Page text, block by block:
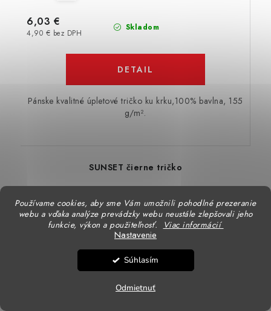
Používame cookies, aby sme Vám umožnili pohodlné prezeranie
webu a vďaka analýze prevádzky webu neustále zlepšovali jeho
funkcie, výkon a použiteľnosť.
Viac informácií
Nastavenie
Odmietnuť
Súhlasím
Skladom
4,90 € bez DPH
6,03 €
DETAIL
Pánske kvalitné úpletové tričko ku krku,100% bavlna, 155
g/m².
SUNSET čierne tričko